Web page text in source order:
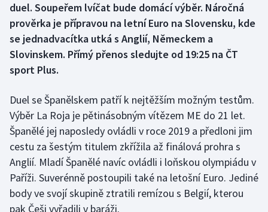
Box
Curling
Dostihy
Florbal
Futsal
Golf
Gymnastika
duel. Soupeřem lvíčat bude domácí výběr. Náročná
prověrka je přípravou na letní Euro na Slovensku, kde
se jednadvacítka utká s Anglií, Německem a
Slovinskem. Přímý přenos sledujte od 19:25 na ČT
sport Plus.
Duel se Španělskem patří k nejtěžším možným testům.
Výběr La Roja je pětinásobným vítězem ME do 21 let.
Španělé jej naposledy ovládli v roce 2019 a předloni jim
cestu za šestým titulem zkřížila až finálová prohra s
Anglií. Mladí Španělé navíc ovládli i loňskou olympiádu v
Paříži. Suverénně postoupili také na letošní Euro. Jediné
body ve svojí skupině ztratili remízou s Belgií, kterou
pak Češi vyřadili v baráži.